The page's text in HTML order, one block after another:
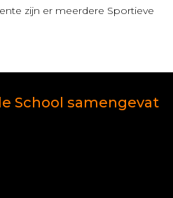
zijn er meerdere Sportieve
School samengevat